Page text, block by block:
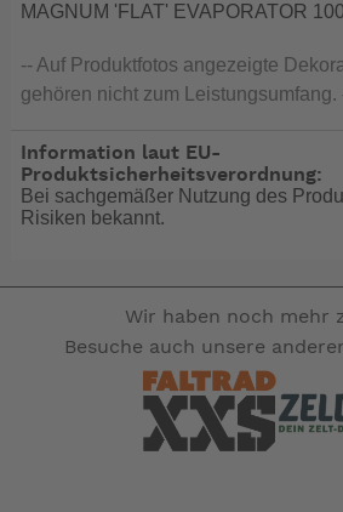
MAGNUM 'FLAT' EVAPORATOR
-- Auf Produktfotos angezeigte
gehören nicht zum Leistungsumfang.
Information laut EU-
Produktsicherheitsverordnung:
Bei sachgemäßer Nutzung des
Risiken bekannt.
Wir haben noch mehr
Besuche auch unsere